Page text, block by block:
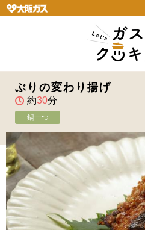
ぶりの変わり揚げ
約30分
鍋一つ